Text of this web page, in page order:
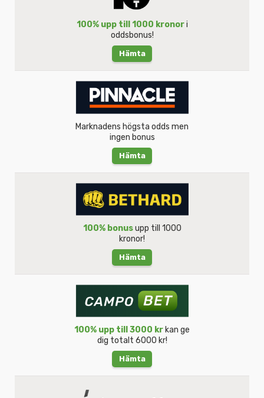
100% upp till 1000 kronori
oddsbonus!
Hämta
Marknadens högsta odds men
ingen bonus
Hämta
100% bonusupp till 1000
kronor!
Hämta
100% upp till 3000 krkan ge
dig totalt 6000 kr!
Hämta